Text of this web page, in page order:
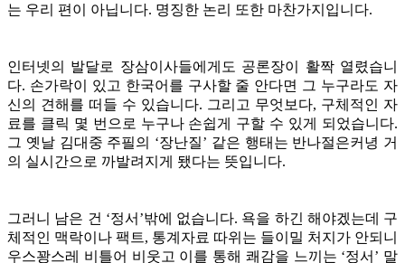
는 우리 편이 아닙니다. 명징한 논리 또한 마찬가지입니다.
인터넷의 발달로 장삼이사들에게도 공론장이 활짝 열렸습니
다. 손가락이 있고 한국어를 구사할 줄 안다면 그 누구라도 자
신의 견해를 떠들 수 있습니다. 그리고 무엇보다, 구체적인 자
료를 클릭 몇 번으로 누구나 손쉽게 구할 수 있게 되었습니다.
그 옛날 김대중 주필의 ‘장난질’ 같은 행태는 반나절은커녕 거
의 실시간으로 까발려지게 됐다는 뜻입니다.
그러니 남은 건 ‘정서’밖에 없습니다. 욕을 하긴 해야겠는데 구
체적인 맥락이나 팩트, 통계자료 따위는 들이밀 처지가 안되니
우스꽝스레 비틀어 비웃고 이를 통해 쾌감을 느끼는 ‘정서’ 말